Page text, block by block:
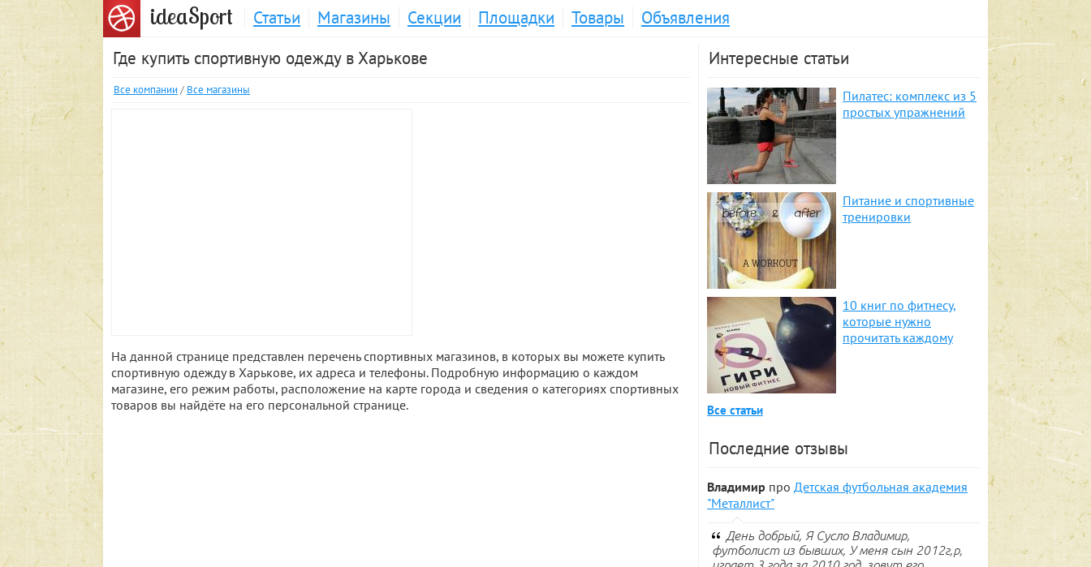
ideaSport Статьи Магазины Секции Площадки Товары
Объявления
Где купить спортивную одежду в Харькове
Все компании / Все магазины
На данной странице представлен перечень спортивных магазинов, в которых вы можете купить
спортивную одежду в Харькове, их адреса и телефоны. Подробную информацию о каждом
магазине, его режим работы, расположение на карте города и сведения о категориях спортивных
товаров вы найдёте на его персональной странице.
Интересные статьи
Пилатес: комплекс из 5
простых упражнений
Питание и спортивные
тренировки
10 книг по фитнесу,
которые нужно
прочитать каждому
Все статьи
Последние отзывы
Владимир про Детская футбольная академия
"Металлист"
День добрый, Я Сусло Владимир,
футболист из бывших, У меня сын 2012г,р,